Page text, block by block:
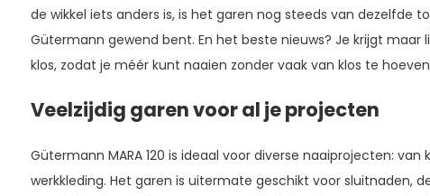
de wikkel iets anders is, is het garen nog steeds van dezelfde
Gütermann gewend bent. En het beste nieuws? Je krijgt maar
klos, zodat je méér kunt naaien zonder vaak van klos te
Veelzijdig garen voor al je projecten
Gütermann MARA 120 is ideaal voor diverse naaiprojecten:
werkkleding. Het garen is uitermate geschikt voor sluitnaden,